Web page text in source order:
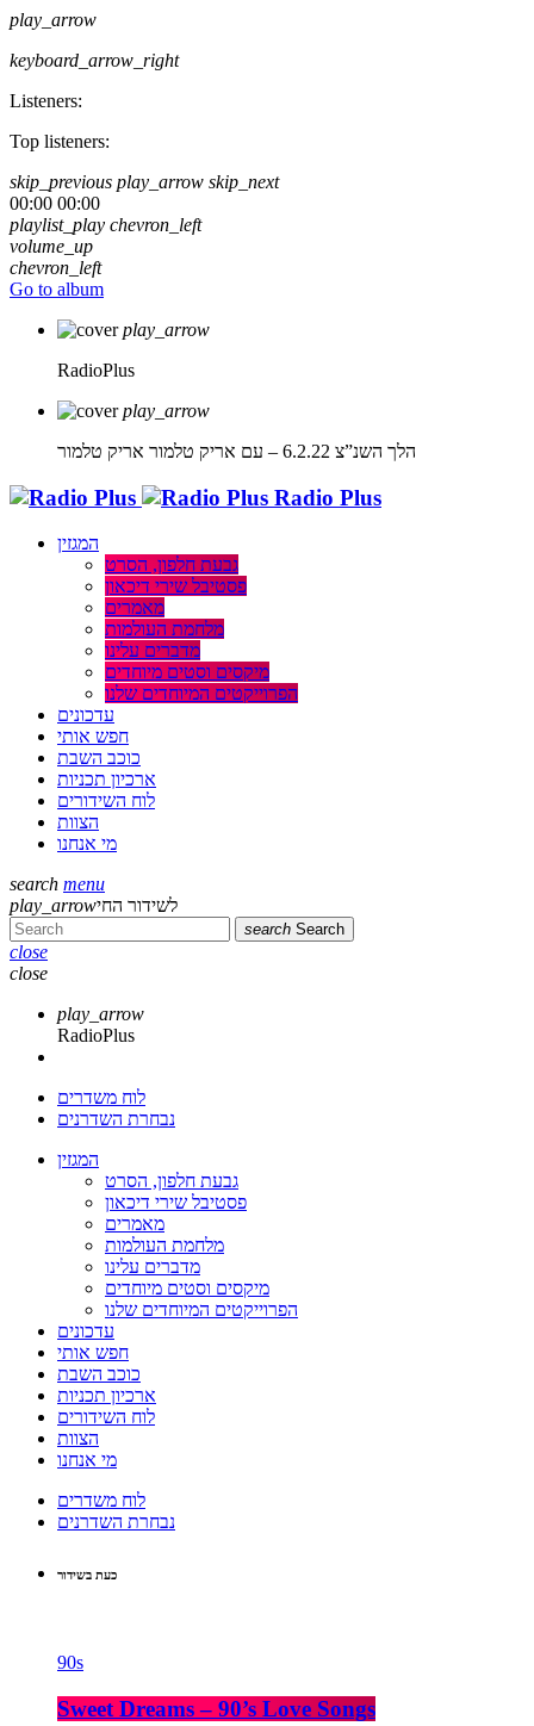
play_arrow
keyboard_arrow_right
Listeners:
Top listeners:
skip_previous play_arrow skip_next
00:00 00:00
playlist_play chevron_left
volume_up
chevron_left
Go to album
play_arrow
RadioPlus
play_arrow
הלך השנ”צ 6.2.22 – עם אריק טלמור
אריק טלמור
Radio Plus
המגזין
גבעת חלפון, הסרט
פסטיבל שירי דיכאון
מאמרים
מלחמת העולמות
מדברים עלינו
מיקסים וסטים מיוחדים
הפרוייקטים המיוחדים שלנו
עדכונים
חפש אותי
כוכב השבת
ארכיון תכניות
לוח השידורים
הצוות
מי אנחנו
search menu
play_arrowלשידור החי
search Search
close
close
play_arrow
RadioPlus
לוח משדרים
נבחרת השדרנים
המגזין
גבעת חלפון, הסרט
פסטיבל שירי דיכאון
מאמרים
מלחמת העולמות
מדברים עלינו
מיקסים וסטים מיוחדים
הפרוייקטים המיוחדים שלנו
עדכונים
חפש אותי
כוכב השבת
ארכיון תכניות
לוח השידורים
הצוות
מי אנחנו
לוח משדרים
נבחרת השדרנים
כעת בשידור
90s
Sweet Dreams – 90’s Love Songs